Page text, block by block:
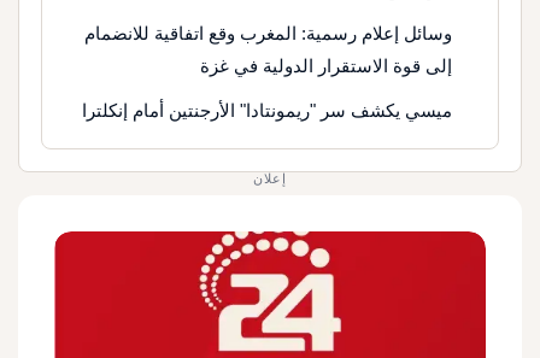
وسائل إعلام رسمية: المغرب وقع اتفاقية للانضمام
إلى قوة الاستقرار الدولية في غزة
ميسي يكشف سر "ريمونتادا" الأرجنتين أمام إنكلترا
إعلان